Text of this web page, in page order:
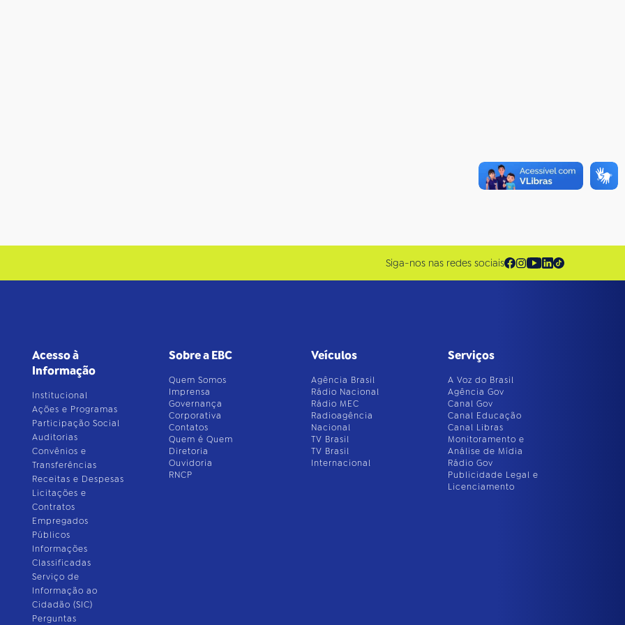
Siga-nos nas redes sociais
Acesso à
Informação
Institucional
Ações e Programas
Participação Social
Auditorias
Convênios e
Transferências
Receitas e Despesas
Licitações e
Contratos
Empregados
Públicos
Informações
Classificadas
Serviço de
Informação ao
Cidadão (SIC)
Perguntas
Sobre a EBC
Quem Somos
Imprensa
Governança
Corporativa
Contatos
Quem é Quem
Diretoria
Ouvidoria
RNCP
Veículos
Agência Brasil
Rádio Nacional
Rádio MEC
Radioagência
Nacional
TV Brasil
TV Brasil
Internacional
Serviços
A Voz do Brasil
Agência Gov
Canal Gov
Canal Educação
Canal Libras
Monitoramento e
Análise de Mídia
Rádio Gov
Publicidade Legal e
Licenciamento